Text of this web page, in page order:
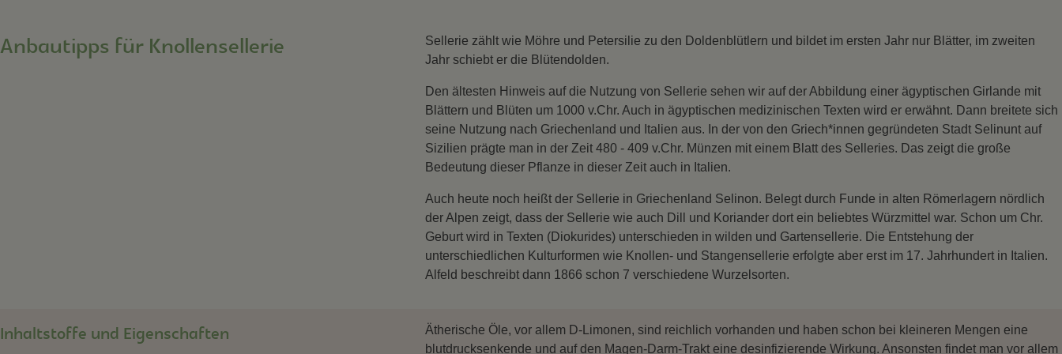
Anbautipps für Knollensellerie
Sellerie zählt wie Möhre und Petersilie zu den Doldenblütlern und bildet im ersten Jahr nur Blätter, im zweiten
Jahr schiebt er die Blütendolden.
Den ältesten Hinweis auf die Nutzung von Sellerie sehen wir auf der Abbildung einer ägyptischen Girlande mit
Blättern und Blüten um 1000 v.Chr. Auch in ägyptischen medizinischen Texten wird er erwähnt. Dann breitete sich
seine Nutzung nach Griechenland und Italien aus. In der von den Griech*innen gegründeten Stadt Selinunt auf
Sizilien prägte man in der Zeit 480 - 409 v.Chr. Münzen mit einem Blatt des Selleries. Das zeigt die große
Bedeutung dieser Pflanze in dieser Zeit auch in Italien.
Auch heute noch heißt der Sellerie in Griechenland Selinon. Belegt durch Funde in alten Römerlagern nördlich
der Alpen zeigt, dass der Sellerie wie auch Dill und Koriander dort ein beliebtes Würzmittel war. Schon um Chr.
Geburt wird in Texten (Diokurides) unterschieden in wilden und Gartensellerie. Die Entstehung der
unterschiedlichen Kulturformen wie Knollen- und Stangensellerie erfolgte aber erst im 17. Jahrhundert in Italien.
Alfeld beschreibt dann 1866 schon 7 verschiedene Wurzelsorten.
Inhaltstoffe und Eigenschaften
Ätherische Öle, vor allem D-Limonen, sind reichlich vorhanden und haben schon bei kleineren Mengen eine
blutdrucksenkende und auf den Magen-Darm-Trakt eine desinfizierende Wirkung. Ansonsten findet man vor allem